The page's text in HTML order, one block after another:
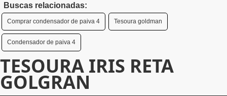
Buscas relacionadas:
Comprar condensador de paiva 4 Tesoura goldman
Condensador de paiva 4
TESOURA IRIS RETA
GOLGRAN